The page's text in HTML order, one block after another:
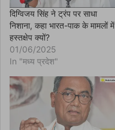
i
n
n
e
w
w
i
n
d
o
w
दिग्विजय सिंह ने ट्रंप पर साधा
निशाना, कहा भारत-पाक के मामलों में
हस्तक्षेप क्यों?
01/06/2025
In "मध्य प्रदेश"